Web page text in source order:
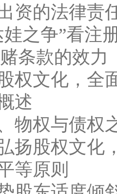
资的法律责
之争”看注
条款的效力
权文化，全
述
物权与债权
扬股权文化
等原则